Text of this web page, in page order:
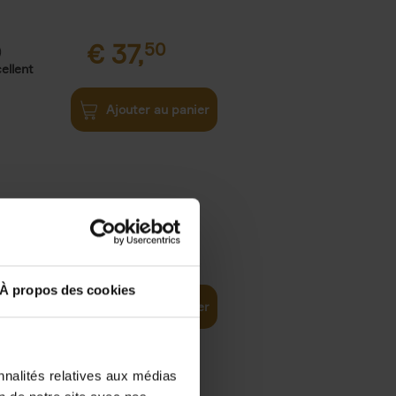
À propos des cookies
relatives aux médias
€ 37,50
Ajouter au panier
world 29,99
Ajouter au panier